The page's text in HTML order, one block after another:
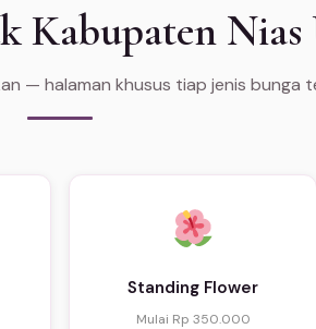
Kabupaten
— halaman khusus tiap jenis bunga
Standing Flower
Mulai Rp 350.000